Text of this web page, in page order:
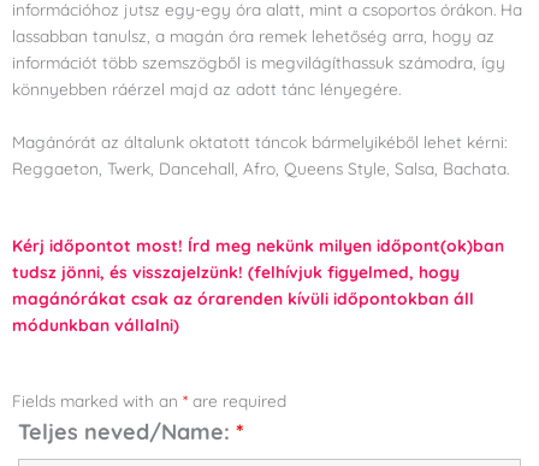
információhoz jutsz egy-egy óra alatt, mint a csoportos órákon. Ha
lassabban tanulsz, a magán óra remek lehetőség arra, hogy az
információt több szemszögből is megvilágíthassuk számodra, így
könnyebben ráérzel majd az adott tánc lényegére.
Magánórát az általunk oktatott táncok bármelyikéből lehet kérni:
Reggaeton, Twerk, Dancehall, Afro, Queens Style, Salsa, Bachata.
Kérj időpontot most! Írd meg nekünk milyen időpont(ok)ban
tudsz jönni, és visszajelzünk! (felhívjuk figyelmed, hogy
magánórákat csak az órarenden kívüli időpontokban áll
módunkban vállalni)
Fields marked with an * are required
Teljes neved/Name: *